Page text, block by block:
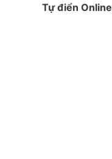
Tự điển Online